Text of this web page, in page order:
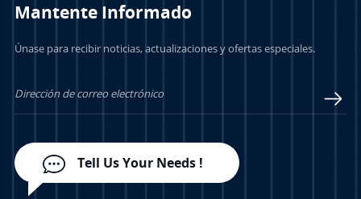
Mantente Informado
Únase para recibir noticias, actualizaciones y ofertas especiales.
Tell Us Your Needs !